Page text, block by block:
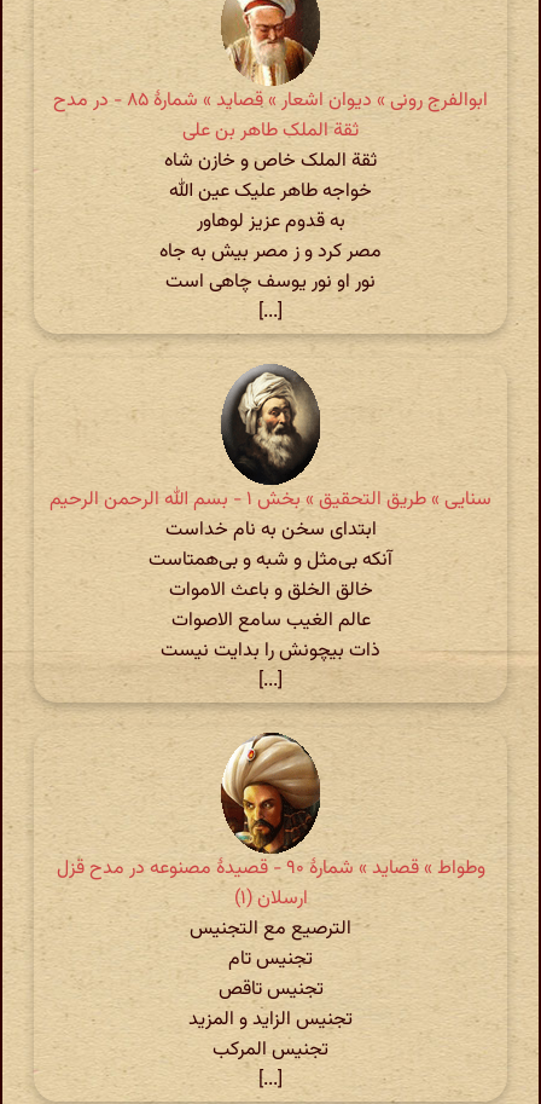
ابوالفرج رونی » دیوان اشعار » قصاید » شمارهٔ ۸۵ - در مدح
ثقة الملک طاهر بن علی
ثقة الملک خاص و خازن شاه
خواجه طاهر علیک عین الله
به قدوم عزیز لوهاور
مصر کرد و ز مصر بیش به جاه
نور او نور یوسف چاهی است
[...]
سنایی » طریق التحقیق » بخش ۱ - بسم الله الرحمن الرحیم
ابتدای سخن به نام خداست
آنکه بی‌مثل و شبه و بی‌همتاست
خالق الخلق و باعث الاموات
عالم الغیب سامع الاصوات
ذات بیچونش را بدایت نیست
[...]
وطواط » قصاید » شمارهٔ ۹۰ - قصیدۀ مصنوعه در مدح قزل
ارسلان (۱)
الترصیع مع التجنیس
تجنیس تام
تجنیس تاقص
تجنیس الزاید و المزید
تجنیس المرکب
[...]